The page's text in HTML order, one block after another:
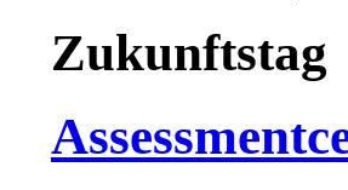
Zukunftstag